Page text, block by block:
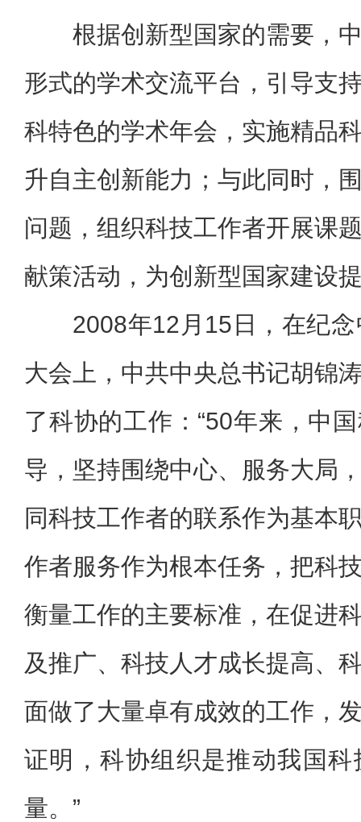
根据创新型国家的需要，
形式的学术交流平台，引导支
科特色的学术年会，实施精品
升自主创新能力；与此同时，
问题，组织科技工作者开展课
献策活动，为创新型国家建设
2008年12月15日，在纪
大会上，中共中央总书记胡锦
了科协的工作：“50年来，中
导，坚持围绕中心、服务大局
同科技工作者的联系作为基本
作者服务作为根本任务，把科
衡量工作的主要标准，在促进
及推广、科技人才成长提高、
面做了大量卓有成效的工作，
证明，科协组织是推动我国
量。”